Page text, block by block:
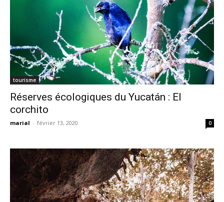
tourisme
Réserves écologiques du Yucatán : El
corchito
marial - février 13, 2020 0